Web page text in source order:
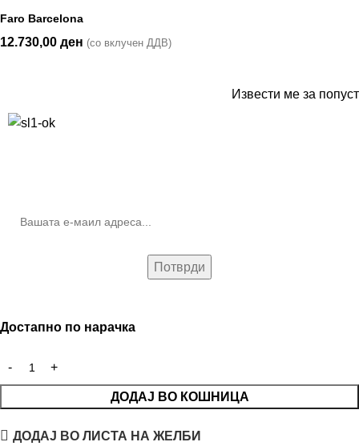
Faro Barcelona
12.730,00 ден (со вклучен ДДВ)
Извести ме за попуст
Достапно по нарачка
ДОДАЈ ВО КОШНИЦА
ДОДАЈ ВО ЛИСТА НА ЖЕЛБИ